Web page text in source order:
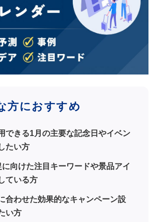
方におすすめ
できる1月の主要な記念日やイベン
たい方
に向けた注目キーワードや景品アイ
ている方
合わせた効果的なキャンペーン設
い方